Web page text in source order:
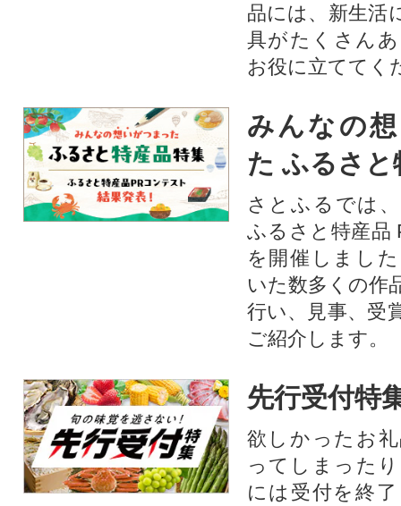
品には、新生活
具がたくさん
お役に立ててく
みんなの
た ふるさと
さとふるでは
ふるさと特産品
を開催しまし
いた数多くの作
行い、見事、受
ご紹介します。
先行受付特
欲しかったお
ってしまった
には受付を終